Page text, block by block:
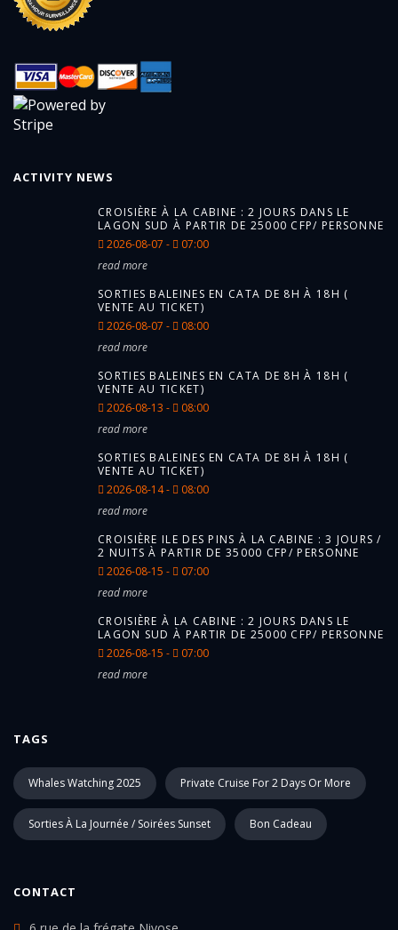
ACTIVITY NEWS
CROISIÈRE À LA CABINE : 2 JOURS DANS LE
LAGON SUD À PARTIR DE 25000 CFP/ PERSONNE
2026-08-07 -
07:00
read more
SORTIES BALEINES EN CATA DE 8H À 18H (
VENTE AU TICKET)
2026-08-07 -
08:00
read more
SORTIES BALEINES EN CATA DE 8H À 18H (
VENTE AU TICKET)
2026-08-13 -
08:00
read more
SORTIES BALEINES EN CATA DE 8H À 18H (
VENTE AU TICKET)
2026-08-14 -
08:00
read more
CROISIÈRE ILE DES PINS À LA CABINE : 3 JOURS /
2 NUITS À PARTIR DE 35000 CFP/ PERSONNE
2026-08-15 -
07:00
read more
CROISIÈRE À LA CABINE : 2 JOURS DANS LE
LAGON SUD À PARTIR DE 25000 CFP/ PERSONNE
2026-08-15 -
07:00
read more
TAGS
Whales Watching 2025 Private Cruise For 2 Days Or More
Sorties À La Journée / Soirées Sunset Bon Cadeau
CONTACT